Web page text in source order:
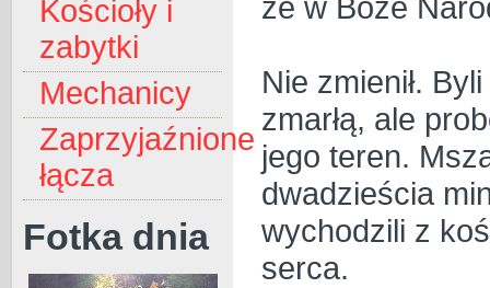
Kościoły i
zabytki
Mechanicy
Zaprzyjaźnione
łącza
Fotka dnia
Nie zmienił.
zmarłą, ale
jego teren.
dwadzieścia
wychodzili z
serca.